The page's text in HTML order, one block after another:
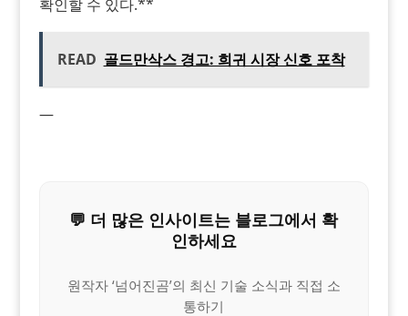
확인할 수 있다.**
READ 골드만삭스 경고: 희귀 시장 신호 포착
—
💬 더 많은 인사이트는 블로그에서 확
인하세요
원작자 ‘넘어진곰’의 최신 기술 소식과 직접 소
통하기